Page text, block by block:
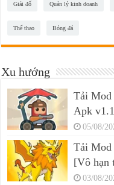
Giải đố Quản lý kinh doanh
Thể thao Bóng đá
Xu hướng
Tải Mod
Apk
05/08/
Tải Mod
[Vô hạn
03/08/